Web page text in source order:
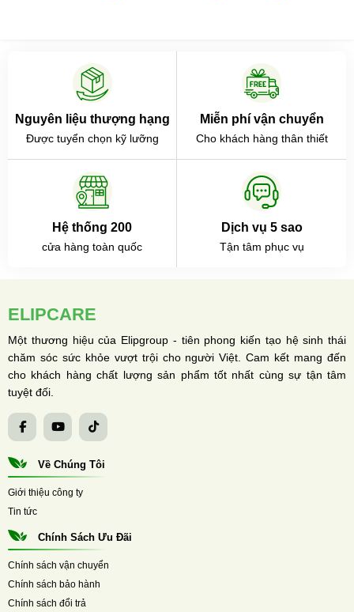
Nguyên liệu thượng hạng
Được tuyển chọn kỹ lưỡng
Miễn phí vận chuyển
Cho khách hàng thân thiết
Hệ thống 200
cửa hàng toàn quốc
Dịch vụ 5 sao
Tận tâm phục vụ
ELIPCARE
Một thương hiệu của Elipgroup - tiên phong kiến tạo hệ sinh thái
chăm sóc sức khỏe vượt trội cho người Việt. Cam kết mang đến
cho khách hàng chất lượng sản phẩm tốt nhất cùng sự tận tâm
tuyệt đối.
Về Chúng Tôi
Giới thiệu công ty
Tin tức
Chính Sách Ưu Đãi
Chính sách vận chuyển
Chính sách bảo hành
Chính sách đổi trả